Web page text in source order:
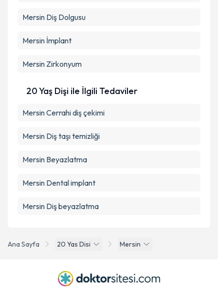
Ana Sayfa 20 Yas Disi Mersin
Mersin Diş Dolgusu
Mersin İmplant
Mersin Zirkonyum
20 Yaş Dişi ile İlgili Tedaviler
Mersin Cerrahi diş çekimi
Mersin Diş taşı temizliği
Mersin Beyazlatma
Mersin Dental implant
Mersin Diş beyazlatma